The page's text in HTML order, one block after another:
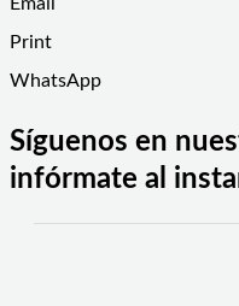
Email
Print
WhatsApp
Síguenos en
infórmate al